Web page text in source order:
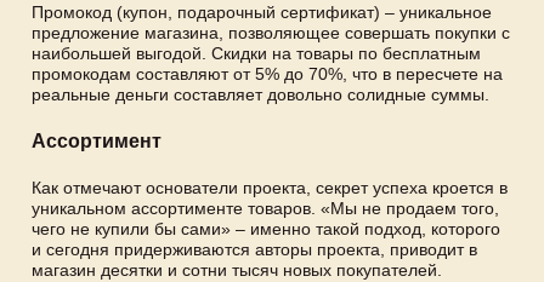
Промокод (купон, подарочный сертификат) – уникальное
предложение магазина, позволяющее совершать покупки с
наибольшей выгодой. Скидки на товары по бесплатным
промокодам составляют от 5% до 70%, что в пересчете на
реальные деньги составляет довольно солидные суммы.
Ассортимент
Как отмечают основатели проекта, секрет успеха кроется в
уникальном ассортименте товаров. «Мы не продаем того,
чего не купили бы сами» – именно такой подход, которого
и сегодня придерживаются авторы проекта, приводит в
магазин десятки и сотни тысяч новых покупателей.